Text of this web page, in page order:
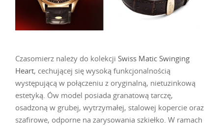
Czasomierz należy do kolekcji Swiss Matic Swinging
Heart, cechującej się wysoką funkcjonalnością
występującą w połączeniu z oryginalną, nietuzinkową
estetyką. Ów model posiada granatową tarczę,
osadzoną w grubej, wytrzymałej, stalowej kopercie oraz
szafirowe, odporne na zarysowania szkiełko. W ramach